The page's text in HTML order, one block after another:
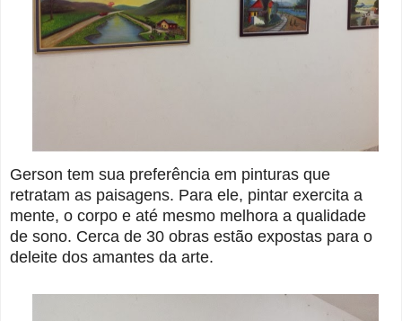
Gerson tem sua preferência em pinturas que
retratam as paisagens. Para ele, pintar exercita a
mente, o corpo e até mesmo melhora a qualidade
de sono. Cerca de 30 obras estão expostas para o
deleite dos amantes da arte.